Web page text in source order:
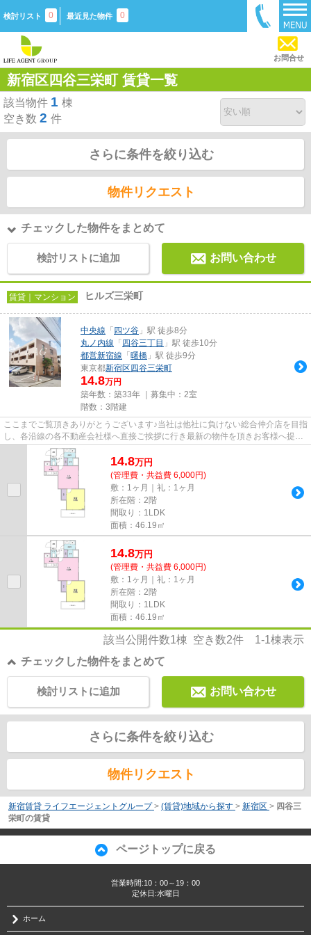
検討リスト 0 最近見た物件 0
お問合せ
新宿区四谷三栄町 賃貸一覧
該当物件 1 棟
空き数 2 件
さらに条件を絞り込む
物件リクエスト
チェックした物件をまとめて
検討リストに追加 お問い合わせ
賃貸｜マンション ヒルズ三栄町
中央線 「 四ツ谷 」駅 徒歩8分
丸ノ内線 「 四谷三丁目 」駅 徒歩10分
都営新宿線 「 曙橋 」駅 徒歩9分
東京都新宿区 四谷三栄町
14.8万円
築年数：築33年 ｜募集中： 2室
階数：3階建
ここまでご覧頂きありがとうございます♪当社は他社に負けない総合仲介店を目指
し、各沿線の各不動産会社様へ直接ご挨拶に行き最新の物件を頂きお客様へ提供
しております！最新の情報は...
14.8万円
(管理費・共益費 6,000円)
敷：1ヶ月｜礼：1ヶ月
所在階：2階
間取り：1LDK
面積：46.19㎡
14.8万円
(管理費・共益費 6,000円)
敷：1ヶ月｜礼：1ヶ月
所在階：2階
間取り：1LDK
面積：46.19㎡
該当公開件数1棟 空き数2件 1-1棟表示
チェックした物件をまとめて
お問い合わせ
検討リストに追加
さらに条件を絞り込む
物件リクエスト
新宿賃貸 ライフエージェントグループ > (賃貸)地域から探す > 新宿区 > 四谷三
栄町の賃貸
ページトップに戻る
営業時間:10：00～19：00
定休日:水曜日
ホーム